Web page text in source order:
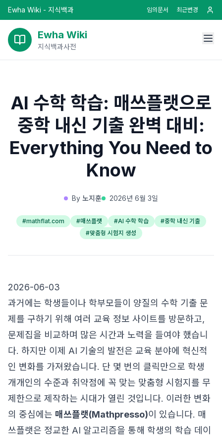
Ewha Wiki - 지식백과 임의문서 최근변경
Ewha Wiki
지식백과사전
AI 수학 학습: 매쓰플랫으로
중학 내신 기출 완벽 대비:
Everything You Need to
Know
By 노지훈 2026년 6월 3일
#mathflat.com #매쓰플랫 #AI 수학 학습 #중학 내신 기출
#맞춤형 시험지 생성
2026-06-03
과거에는 학생들이나 학부모들이 양질의 수학 기출 문
제를 구하기 위해 여러 교육 정보 사이트를 방문하고,
문제집을 비교하며 많은 시간과 노력을 들여야 했습니
다. 하지만 이제 AI 기술의 발전은 교육 분야에 혁신적
인 변화를 가져왔습니다. 단 몇 번의 클릭만으로 학생
개개인의 수준과 취약점에 꼭 맞는 맞춤형 시험지를 무
제한으로 제작하는 시대가 열린 것입니다. 이러한 변화
의 중심에는 매쓰플랫(Mathpresso)이 있습니다. 매
쓰플랫은 정교한 AI 알고리즘을 통해 학생의 학습 데이